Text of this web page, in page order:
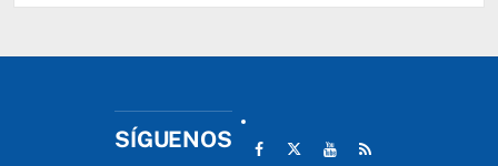
SÍGUENOS